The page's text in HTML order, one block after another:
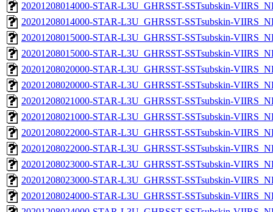
20201208014000-STAR-L3U_GHRSST-SSTsubskin-
20201208014000-STAR-L3U_GHRSST-SSTsubskin-
20201208015000-STAR-L3U_GHRSST-SSTsubskin-
20201208015000-STAR-L3U_GHRSST-SSTsubskin-
20201208020000-STAR-L3U_GHRSST-SSTsubskin-
20201208020000-STAR-L3U_GHRSST-SSTsubskin-
20201208021000-STAR-L3U_GHRSST-SSTsubskin-
20201208021000-STAR-L3U_GHRSST-SSTsubskin-
20201208022000-STAR-L3U_GHRSST-SSTsubskin-
20201208022000-STAR-L3U_GHRSST-SSTsubskin-
20201208023000-STAR-L3U_GHRSST-SSTsubskin-
20201208023000-STAR-L3U_GHRSST-SSTsubskin-
20201208024000-STAR-L3U_GHRSST-SSTsubskin-